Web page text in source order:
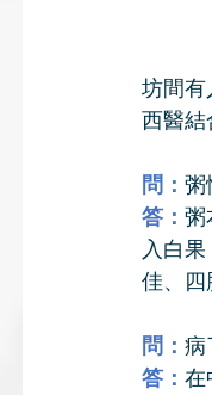
坊間有
西醫結
問： 粥
答： 粥
入白
佳、四
問： 病
答： 在